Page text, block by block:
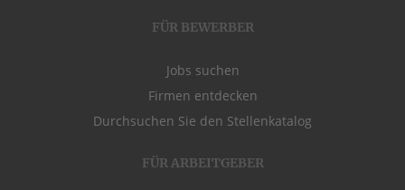
FÜR BEWERBER
Jobs suchen
Firmen entdecken
Durchsuchen Sie den Stellenkatalog
FÜR ARBEITGEBER